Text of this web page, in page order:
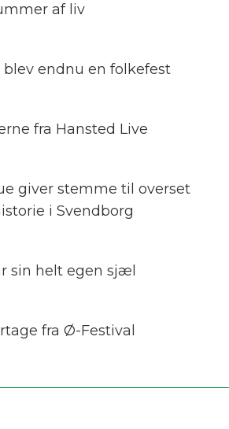
af liv
blev endnu en folkefest
fra Hansted Live
giver stemme til overset
i Svendborg
sin helt egen sjæl
fra Ø-Festival